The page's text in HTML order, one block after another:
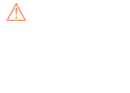
⚠